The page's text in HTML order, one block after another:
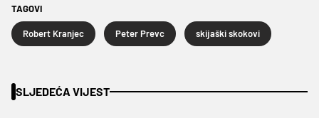
TAGOVI
Robert Kranjec Peter Prevc skijaški skokovi
SLJEDEĆA VIJEST